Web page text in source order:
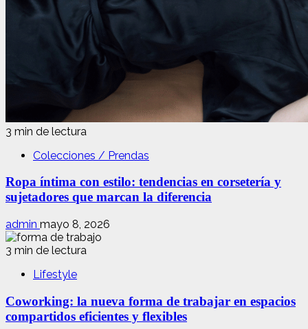
3 min de lectura
Colecciones / Prendas
Ropa íntima con estilo: tendencias en corsetería y
sujetadores que marcan la diferencia
admin mayo 8, 2026
3 min de lectura
Lifestyle
Coworking: la nueva forma de trabajar en espacios
compartidos eficientes y flexibles